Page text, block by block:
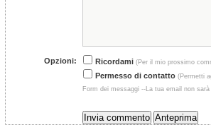
Opzioni: Ricordami (Per il mio prossimo
Permesso di contatto (Permetti
Form dei messaggi --La tua email non